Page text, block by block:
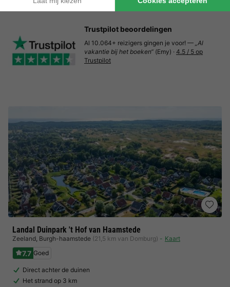
Landal Duinpark 't Hof van Haamstede
Zeeland, Burgh-haamstede (21,5 km van Domburg) Kaart
7.7 Goed
Direct achter de duinen
Het strand op 3 km
Trustpilot beoordelingen
Al 10.064+ reizigers gingen je voor! — „Al
vakantie bij het boeken“ (Emy) · 4.5 / 5 op
Trustpilot